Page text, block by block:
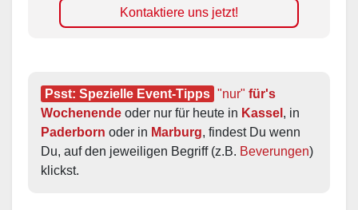
Kontaktiere uns jetzt!
Psst: Spezielle Event-Tipps "nur" für's
Wochenende oder nur für heute in Kassel
Paderborn oder in Marburg, findest Du wenn
Du, auf den jeweiligen Begriff (z.B. Beverungen)
klickst.